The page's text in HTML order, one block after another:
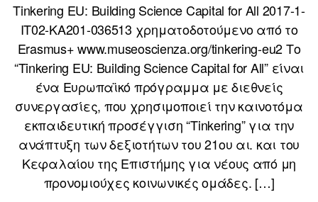
Tinkering EU: Building Science Capital for All 2017-1-
IT02-KA201-036513 χρηματοδοτούμενο από το
Erasmus+ www.museoscienza.org/tinkering-eu2 Το
“Tinkering EU: Building Science Capital for All” είναι
ένα Ευρωπαϊκό πρόγραμμα με διεθνείς
συνεργασίες, που χρησιμοποιεί την καινοτόμα
εκπαιδευτική προσέγγιση “Tinkering” για την
ανάπτυξη των δεξιοτήτων του 21ου αι. και του
Κεφαλαίου της Επιστήμης για νέους από μη
προνομιούχες κοινωνικές ομάδες. […]